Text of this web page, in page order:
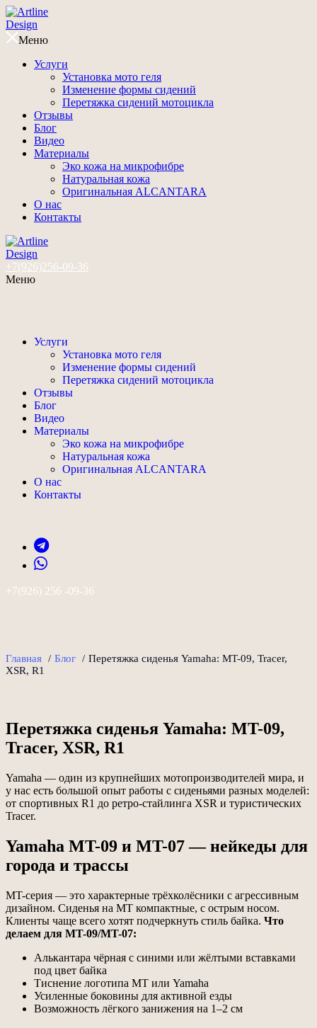
Меню
Услуги
Установка мото геля
Изменение формы сидений
Перетяжка сидений мотоцикла
Отзывы
Блог
Видео
Материалы
Эко кожа на микрофибре
Натуральная кожа
Оригинальная ALCANTARA
О нас
Контакты
+7(926)256-09-36
Меню
Услуги
Установка мото геля
Изменение формы сидений
Перетяжка сидений мотоцикла
Отзывы
Блог
Видео
Материалы
Эко кожа на микрофибре
Натуральная кожа
Оригинальная ALCANTARA
О нас
Контакты
+7(926) 256 -09-36
Главная / Блог / Перетяжка сиденья Yamaha: MT-09, Tracer,
XSR, R1
Перетяжка сиденья Yamaha: MT-09,
Tracer, XSR, R1
Yamaha — один из крупнейших мотопроизводителей мира, и
у нас есть большой опыт работы с сиденьями разных моделей:
от спортивных R1 до ретро-стайлинга XSR и туристических
Tracer.
Yamaha MT-09 и MT-07 — нейкеды для
города и трассы
MT-серия — это характерные трёхколёсники с агрессивным
дизайном. Сиденья на MT компактные, с острым носом.
Клиенты чаще всего хотят подчеркнуть стиль байка. Что
делаем для MT-09/MT-07:
Алькантара чёрная с синими или жёлтыми вставками
под цвет байка
Тиснение логотипа MT или Yamaha
Усиленные боковины для активной езды
Возможность лёгкого занижения на 1–2 см